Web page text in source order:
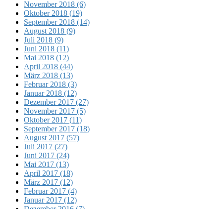
November 2018 (6)
Oktober 2018 (19)
September 2018 (14)
August 2018 (9)
Juli 2018 (9)
Juni 2018 (11)
Mai 2018 (12)
April 2018 (44)
März 2018 (13)
Februar 2018 (3)
Januar 2018 (12)
Dezember 2017 (27)
November 2017 (5)
Oktober 2017 (11)
September 2017 (18)
August 2017 (57)
Juli 2017 (27)
Juni 2017 (24)
Mai 2017 (13)
April 2017 (18)
März 2017 (12)
Februar 2017 (4)
Januar 2017 (12)